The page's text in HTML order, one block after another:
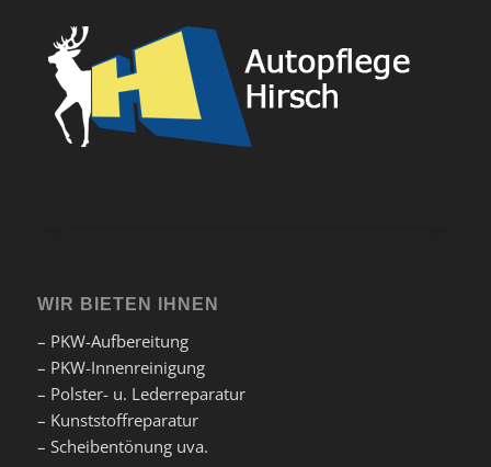
WIR BIETEN IHNEN
– PKW-Aufbereitung
– PKW-Innenreinigung
– Polster- u. Lederreparatur
– Kunststoffreparatur
– Scheibentönung uva.